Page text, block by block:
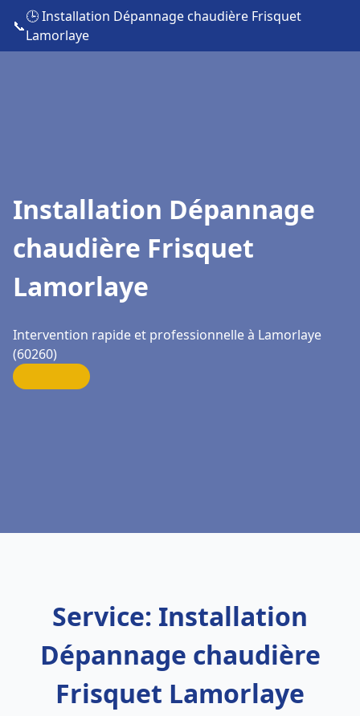
📞
🕒 Installation Dépannage chaudière Frisquet
Lamorlaye
Installation Dépannage
chaudière Frisquet
Lamorlaye
Intervention rapide et professionnelle à Lamorlaye
(60260)
Service: Installation
Dépannage chaudière
Frisquet Lamorlaye